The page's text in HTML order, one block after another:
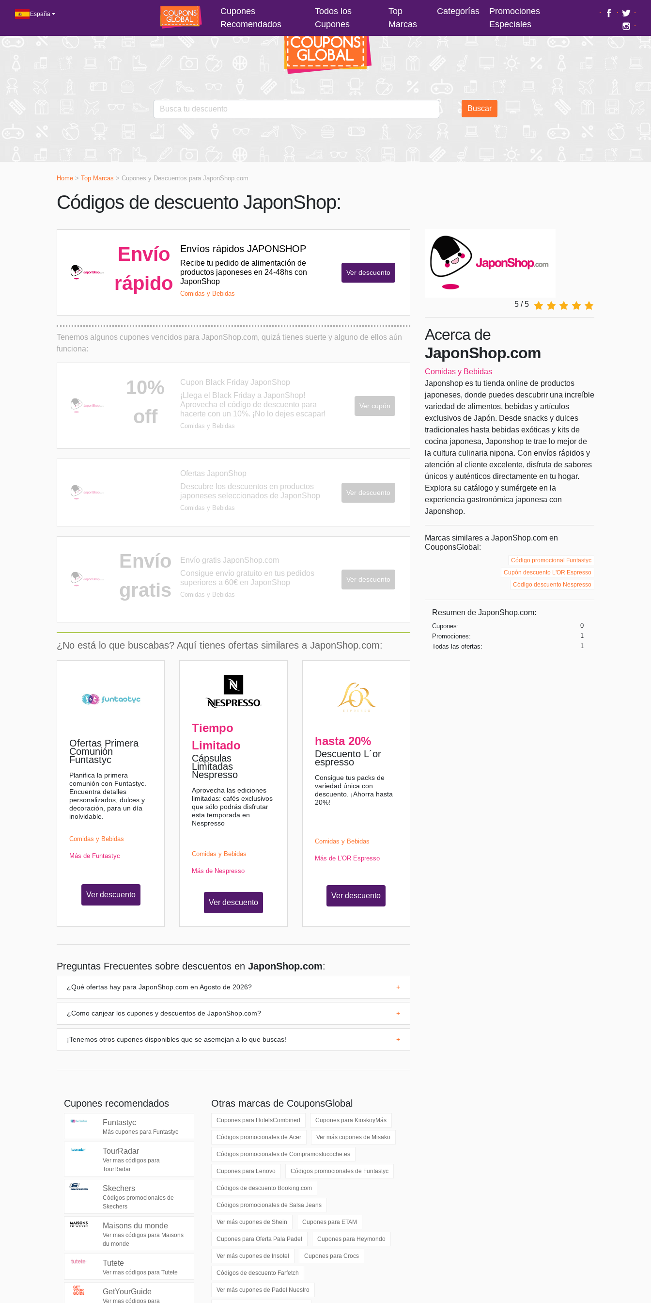
España
Cupones
Recomendados
Todos los
Cupones
Top
Marcas
Categorías
Promociones
Especiales
· ·
·
·
Buscar
Home > Top Marcas > Cupones y Descuentos para JaponShop.com
Códigos de descuento JaponShop:
Envío
rápido
Envíos rápidos JAPONSHOP
Recibe tu pedido de alimentación de
productos japoneses en 24-48hs con
JaponShop
Comidas y Bebidas
Ver descuento
Tenemos algunos cupones vencidos para JaponShop.com, quizá tienes suerte y alguno de ellos aún
funciona:
10%
off
Cupon Black Friday JaponShop
¡Llega el Black Friday a JaponShop!
Aprovecha el código de descuento para
hacerte con un 10%. ¡No lo dejes escapar!
Comidas y Bebidas
Ver cupón
Ofertas JaponShop
Descubre los descuentos en productos
japoneses seleccionados de JaponShop
Comidas y Bebidas
Ver descuento
Envío
gratis
Envío gratis JaponShop.com
Consigue envío gratuito en tus pedidos
superiores a 60€ en JaponShop
Comidas y Bebidas
Ver descuento
¿No está lo que buscabas? Aquí tienes ofertas similares a JaponShop.com:
Ofertas Primera
Comunión
Funtastyc
Planifica la primera
comunión con Funtastyc.
Encuentra detalles
personalizados, dulces y
decoración, para un día
inolvidable.
Comidas y Bebidas
Más de Funtastyc
Ver descuento
Tiempo
Limitado
Cápsulas
Limitadas
Nespresso
Aprovecha las ediciones
limitadas: cafés exclusivos
que sólo podrás disfrutar
esta temporada en
Nespresso
Comidas y Bebidas
Más de Nespresso
Ver descuento
hasta 20%
Descuento L´or
espresso
Consigue tus packs de
variedad única con
descuento. ¡Ahorra hasta
20%!
Comidas y Bebidas
Más de L’OR Espresso
Ver descuento
Preguntas Frecuentes sobre descuentos en JaponShop.com:
¿Qué ofertas hay para JaponShop.com en Agosto de 2026? +
¿Como canjear los cupones y descuentos de JaponShop.com? +
¡Tenemos otros cupones disponibles que se asemejan a lo que buscas! +
Cupones recomendados
Funtastyc
Más cupones para Funtastyc
TourRadar
Ver mas códigos para
TourRadar
Skechers
Códigos promocionales de
Skechers
Maisons du monde
Ver mas códigos para Maisons
du monde
Tutete
Ver mas códigos para Tutete
GetYourGuide
Ver mas códigos para
Otras marcas de CouponsGlobal
Cupones para HotelsCombined Cupones para KioskoyMás
Códigos promocionales deAcer Ver más cupones de Misako
Códigos promocionales deCompramostucoche.es
Cupones para Lenovo Códigos promocionales de Funtastyc
Códigos de descuento Booking.com
Códigos promocionales deSalsa Jeans
Ver más cupones deShein Cupones para ETAM
Cupones paraOferta Pala Padel Cupones para Heymondo
Ver más cupones de Insotel Cupones paraCrocs
Códigos de descuento Farfetch
Ver más cupones de Padel Nuestro
5 / 5
Acerca de
JaponShop.com
Comidas y Bebidas
Japonshop es tu tienda online de productos
japoneses, donde puedes descubrir una increíble
variedad de alimentos, bebidas y artículos
exclusivos de Japón. Desde snacks y dulces
tradicionales hasta bebidas exóticas y kits de
cocina japonesa, Japonshop te trae lo mejor de
la cultura culinaria nipona. Con envíos rápidos y
atención al cliente excelente, disfruta de sabores
únicos y auténticos directamente en tu hogar.
Explora su catálogo y sumérgete en la
experiencia gastronómica japonesa con
Japonshop.
Marcas similares a JaponShop.com en
CouponsGlobal:
Código promocional Funtastyc
Cupón descuento L'OR Espresso
Código descuento Nespresso
Resumen de JaponShop.com:
Cupones:
0
Promociones:
1
Todas las ofertas:
1